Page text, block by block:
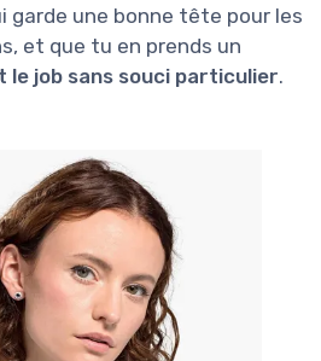
garde une bonne tête pour les
et que tu en prends un
le job sans souci particulier.